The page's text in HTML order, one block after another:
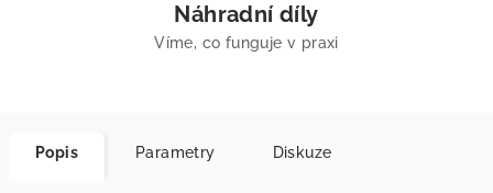
Náhradní díly
Víme, co funguje v praxi
Popis Parametry Diskuze